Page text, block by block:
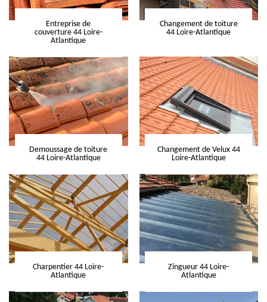
Entreprise de
couverture 44 Loire-
Atlantique
Changement de toiture
44 Loire-Atlantique
Demoussage de toiture
44 Loire-Atlantique
Changement de Velux 44
Loire-Atlantique
Charpentier 44 Loire-
Atlantique
Zingueur 44 Loire-
Atlantique